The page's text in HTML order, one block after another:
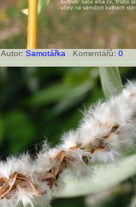
Autor: Samotářka Komentářů: 0